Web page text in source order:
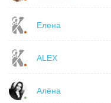
Елена
ALEX
Алёна